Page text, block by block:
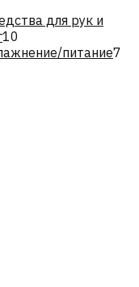
для рук и
10
питание7